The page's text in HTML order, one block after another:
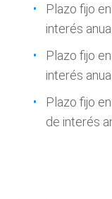
Plazo fijo
interés anual
Plazo fijo
interés anual
Plazo fijo
de interés